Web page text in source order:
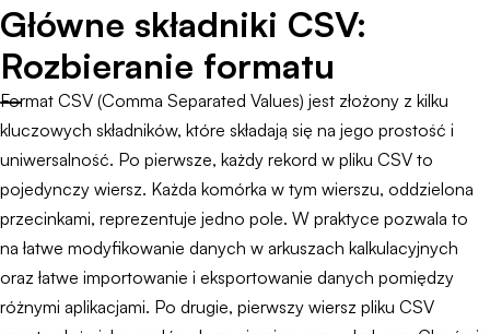
Główne składniki CSV:
Rozbieranie formatu
Format CSV (Comma Separated Values) jest złożony z kilku
kluczowych składników, które składają się na jego prostość i
uniwersalność. Po pierwsze, każdy rekord w pliku CSV to
pojedynczy wiersz. Każda komórka w tym wierszu, oddzielona
przecinkami, reprezentuje jedno pole. W praktyce pozwala to
na łatwe modyfikowanie danych w arkuszach kalkulacyjnych
oraz łatwe importowanie i eksportowanie danych pomiędzy
różnymi aplikacjami. Po drugie, pierwszy wiersz pliku CSV